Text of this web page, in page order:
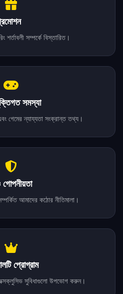
শর্তাবলী সম্পর্কে বিস্তারিত।
সমস্যা
গেমের ন্যায্যতা সংক্রান্ত তথ্য।
গোপনীয়তা
আমাদের কঠোর নীতিমালা।
প্রোগ্রাম
সুবিধাগুলো উপভোগ করুন।